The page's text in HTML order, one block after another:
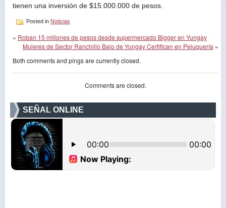
tienen una inversión de $15.000.000 de pesos.
Posted in Noticias
« Roban 15 millones de pesos desde supermercado Bigger en Yungay
Mujeres de Sector Ranchillo Bajo de Yungay Certifican en Peluquería »
Both comments and pings are currently closed.
Comments are closed.
SEÑAL ONLINE